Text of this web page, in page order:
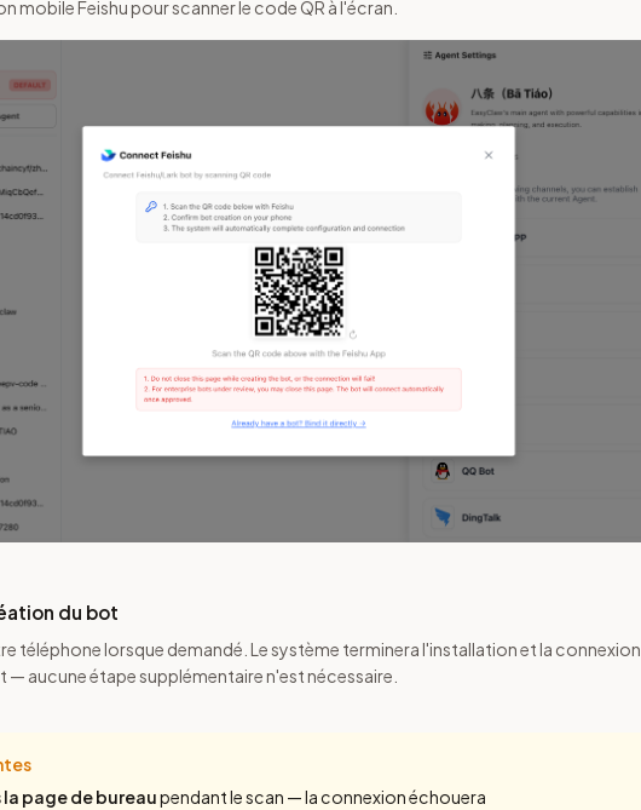
mobile Feishu pour scanner le code QR à l'écran.
du bot
téléphone lorsque demandé. Le système terminera l'installation et la connexion
aucune étape supplémentaire n'est nécessaire.
la page de bureaupendant le scan — la connexion échouera